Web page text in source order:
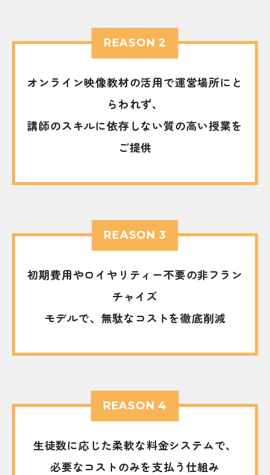
REASON 2
オンライン映像教材の活用で運営場所にと
らわれず、
講師のスキルに依存しない質の高い授業を
ご提供
REASON 3
初期費用やロイヤリティー不要の非フラン
チャイズ
モデルで、無駄なコストを徹底削減
REASON 4
生徒数に応じた柔軟な料金システムで、
必要なコストのみを支払う仕組み